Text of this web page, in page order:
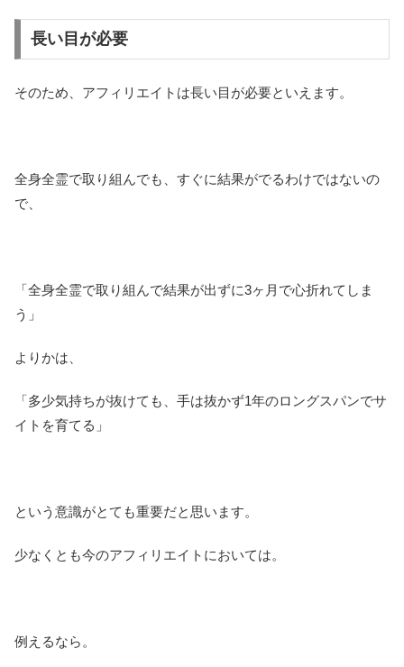
長い目が必要
そのため、アフィリエイトは長い目が必要といえます。
全身全霊で取り組んでも、すぐに結果がでるわけではないの
で、
「全身全霊で取り組んで結果が出ずに3ヶ月で心折れてしま
う」
よりかは、
「多少気持ちが抜けても、手は抜かず1年のロングスパンでサ
イトを育てる」
という意識がとても重要だと思います。
少なくとも今のアフィリエイトにおいては。
例えるなら。